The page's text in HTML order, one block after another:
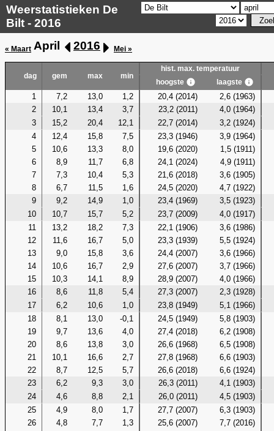
Weerstatistieken De
Bilt - 2016
« Maart April 2016 Mei »
dag gem max min
hist. max. temperatuur
hoogste
laagste
1 7,2 13,0 1,2 20,4 (2014)
2,6 (1963)
2
10,1 13,4 3,7 23,2 (2011)
4,0 (1964)
3
15,2 20,4 12,1 22,7 (2014)
3,2 (1924)
4
12,4 15,8 7,5 23,3 (1946)
3,9 (1964)
5
10,6 13,3 8,0 19,6 (2020)
1,5 (1911)
6
8,9 11,7 6,8 24,1 (2024)
4,9 (1911)
7
7,3 10,4 5,3 21,6 (2018)
3,6 (1905)
8
6,7 11,5 1,6 24,5 (2020)
4,7 (1922)
9
9,2 14,9 1,0 23,4 (1969)
3,5 (1923)
10
10,7 15,7 5,2 23,7 (2009)
4,0 (1917)
11
13,2 18,2 7,3 22,1 (1906)
3,6 (1986)
12
11,6 16,7 5,0 23,3 (1939)
5,5 (1924)
13
9,0 15,8 3,6 24,4 (2007)
3,6 (1966)
14
10,6 16,7 2,9 27,6 (2007)
3,7 (1966)
15
10,3 14,1 8,9 28,9 (2007)
4,0 (1966)
16
8,6 11,8 5,4 27,3 (2007)
2,3 (1928)
17
6,2 10,6 1,0 23,8 (1949)
5,1 (1966)
18
8,1 13,0 -0,1 24,5 (1949)
5,8 (1903)
19
9,7 13,6 4,0 27,4 (2018)
6,2 (1908)
20
8,6 13,8 3,0 26,6 (1968)
6,5 (1908)
21
10,1 16,6 2,7 27,8 (1968)
6,6 (1903)
22
8,7 12,5 5,7 26,6 (2018)
6,6 (1924)
23
6,2 9,3 3,0 26,3 (2011)
4,1 (1903)
24
4,6 8,8 2,1 26,0 (2011)
4,5 (1903)
25
4,9 8,0 1,7 27,7 (2007)
6,3 (1903)
26
4,8 7,7 1,3 25,6 (2007)
7,7 (2016)